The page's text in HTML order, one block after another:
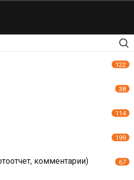
122
38
114
199
комментарии) 67